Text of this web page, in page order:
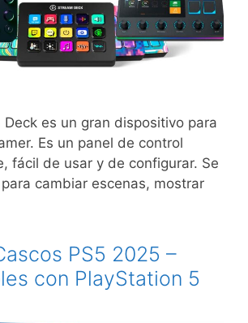
Deck es un gran dispositivo para
Es un panel de control
fácil de usar y de configurar. Se
cambiar escenas, mostrar
PS5 2025 –
con PlayStation 5